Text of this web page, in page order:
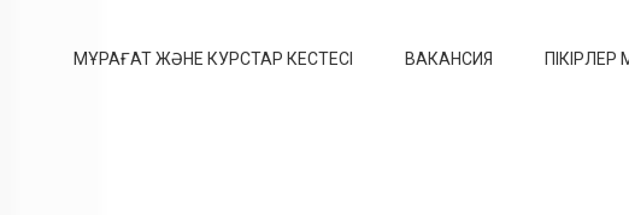
МҰРАҒАТ ЖӘНЕ КУРСТАР КЕСТЕСІ ВАКАНСИЯ